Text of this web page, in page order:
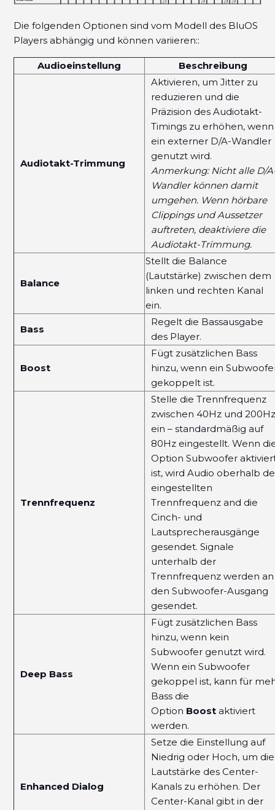
Die folgenden Optionen sind vom Modell des BluOS
Players abhängig und können variieren::
Audioeinstellung Beschreibung
Audiotakt-Trimmung
Aktivieren, um Jitter zu
reduzieren und die
Präzision des Audiotakt-
Timings zu erhöhen, wenn
ein externer D/A-Wandler
genutzt wird.
Anmerkung: Nicht alle D/
Wandler können damit
umgehen. Wenn hörbare
Clippings und Aussetzer
auftreten, deaktiviere die
Audiotakt-Trimmung.
Balance
Stellt die Balance
(Lautstärke) zwischen dem
linken und rechten Kanal
ein.
Bass
Regelt die Bassausgabe
des Player.
Boost
Fügt zusätzlichen Bass
hinzu, wenn ein
gekoppelt ist.
Trennfrequenz
Stelle die Trennfrequenz
zwischen 40Hz und
ein – standardmäßig auf
80Hz eingestellt. Wenn
Option Subwoofer
ist, wird Audio oberhalb
eingestellten
Trennfrequenz and die
Cinch- und
Lautsprecherausgänge
gesendet. Signale
unterhalb der
Trennfrequenz werden an
den Subwoofer-Ausgang
gesendet.
Deep Bass
Fügt zusätzlichen Bass
hinzu, wenn kein
Subwoofer genutzt wird.
Wenn ein Subwoofer
gekoppel ist, kann für
Bass die
Option Boost aktiviert
werden.
Enhanced Dialog
Setze die Einstellung auf
Niedrig oder Hoch, um die
Lautstärke des Center-
Kanals zu erhöhen. Der
Center-Kanal gibt in der